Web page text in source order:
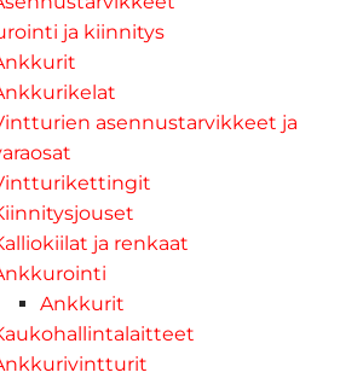
ja kiinnitys
asennustarvikkeet ja
ja renkaat
Ankkurit